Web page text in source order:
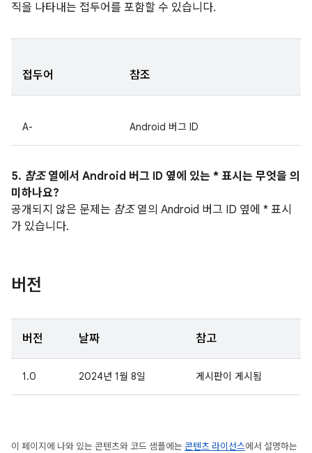
직을 나타내는 접두어를 포함할 수 있습니다.
접두어 참조
A- Android 버그 ID
5. 참조열에서 Android 버그 ID 옆에 있는 * 표시는 무엇을 의
미하나요?
공개되지 않은 문제는 참조열의 Android 버그 ID 옆에 * 표시
가 있습니다.
버전
버전 날짜 참고
1.0 2024년 1월 8일 게시판이 게시됨
이 페이지에 나와 있는 콘텐츠와 코드 샘플에는 콘텐츠 라이선스에서 설명하는